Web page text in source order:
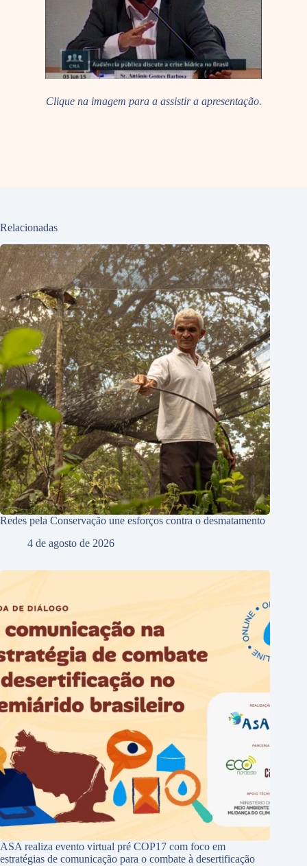
Clique na imagem para a assistir a apresentação.
Relacionadas
Redes pela Conservação une esforços contra o desmatamento
4 de agosto de 2026
ASA realiza evento virtual pré COP17 com foco em
estratégias de comunicação para o combate à desertificação